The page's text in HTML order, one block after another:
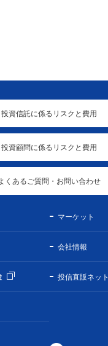
投資信託に係るリスクと費用
投資顧問に係るリスクと費用
くあるご質問・お問い合わせ
マーケット
会社情報
投信直販ネット